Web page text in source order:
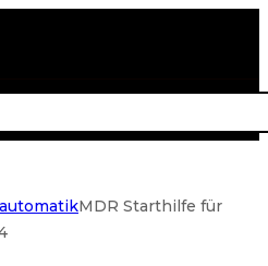
MDR Starthilfe für